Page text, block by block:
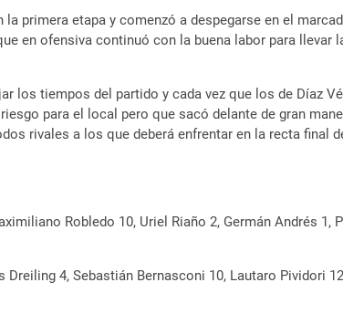
primera etapa y comenzó a despegarse en el
en ofensiva continuó con la buena labor para
los tiempos del partido y cada vez que los de Díaz
para el local pero que sacó delante de gran
rivales a los que deberá enfrentar en la recta final
Robledo 10, Uriel Riaño 2, Germán Andrés 1,
Dreiling 4, Sebastián Bernasconi 10, Lautaro Pividori